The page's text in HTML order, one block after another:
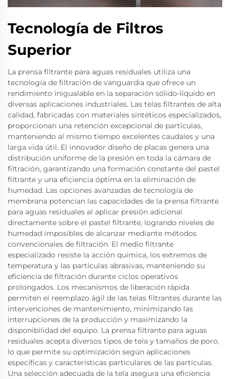
Tecnología de Filtros
Superior
La prensa filtrante para aguas residuales utiliza una
tecnología de filtración de vanguardia que ofrece un
rendimiento inigualable en la separación sólido-líquido en
diversas aplicaciones industriales. Las telas filtrantes de alta
calidad, fabricadas con materiales sintéticos especializados,
proporcionan una retención excepcional de partículas,
manteniendo al mismo tiempo excelentes caudales y una
larga vida útil. El innovador diseño de placas genera una
distribución uniforme de la presión en toda la cámara de
filtración, garantizando una formación constante del pastel
filtrante y una eficiencia óptima en la eliminación de
humedad. Las opciones avanzadas de tecnología de
membrana potencian las capacidades de la prensa filtrante
para aguas residuales al aplicar presión adicional
directamente sobre el pastel filtrante, logrando niveles de
humedad imposibles de alcanzar mediante métodos
convencionales de filtración. El medio filtrante
especializado resiste la acción química, los extremos de
temperatura y las partículas abrasivas, manteniendo su
eficiencia de filtración durante ciclos operativos
prolongados. Los mecanismos de liberación rápida
permiten el reemplazo ágil de las telas filtrantes durante las
intervenciones de mantenimiento, minimizando las
interrupciones de la producción y maximizando la
disponibilidad del equipo. La prensa filtrante para aguas
residuales acepta diversos tipos de tela y tamaños de poro,
lo que permite su optimización según aplicaciones
específicas y características particulares de las partículas.
Una selección adecuada de la tela asegura una eficiencia